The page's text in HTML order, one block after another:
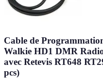
Cable de
Walkie HD1 DMR
avec Retevis RT648
pcs)